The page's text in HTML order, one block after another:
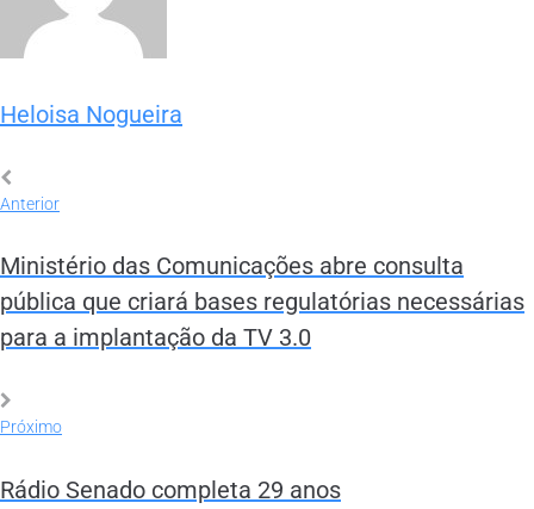
Heloisa Nogueira
Anterior
Ministério das Comunicações abre consulta
pública que criará bases regulatórias necessárias
para a implantação da TV 3.0
Próximo
Rádio Senado completa 29 anos